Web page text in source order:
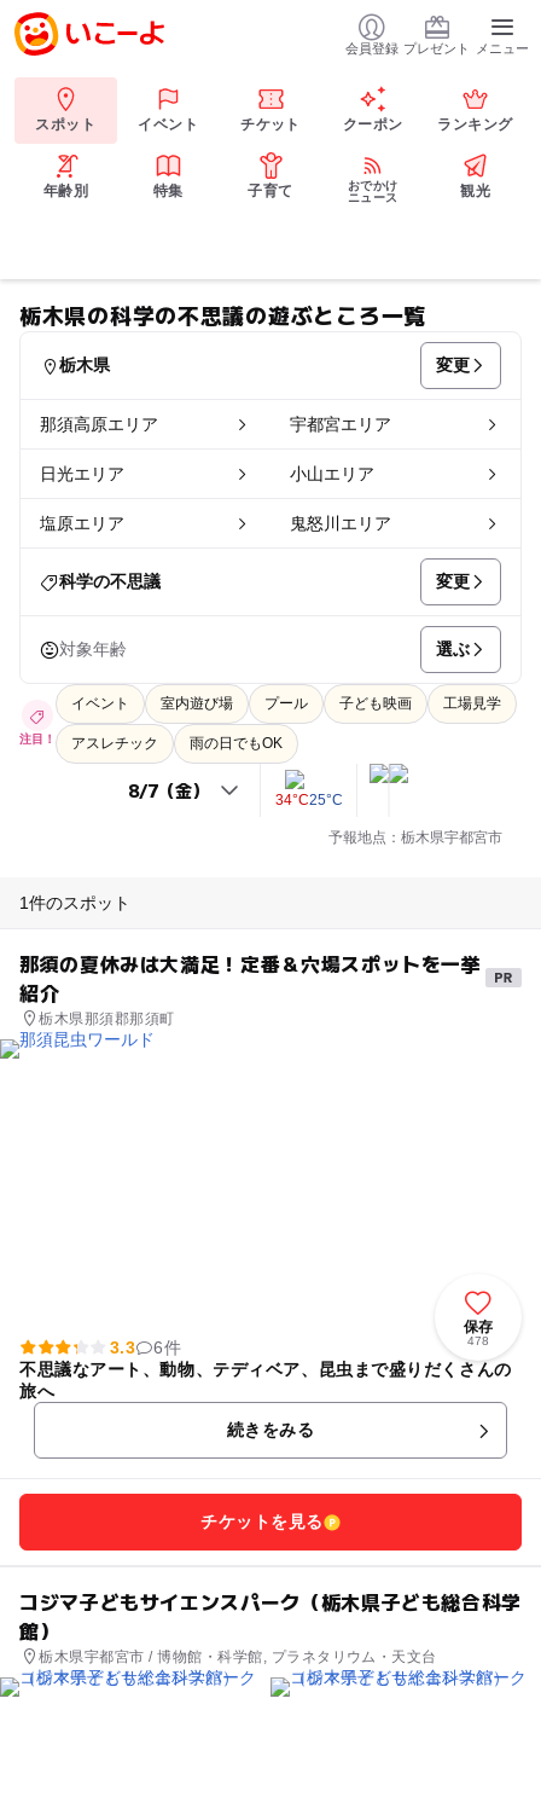
会員登録 プレゼント メニュー
スポット イベント チケット クーポン ランキング
年齢別 特集 子育て
おでかけ
ニュース
観光
栃木県の科学の不思議の遊ぶところ一覧
栃木県 変更
那須高原エリア 宇都宮エリア
日光エリア 小山エリア
塩原エリア 鬼怒川エリア
科学の不思議 変更
対象年齢 選ぶ
注目！
イベント 室内遊び場 プール 子ども映画 工場見学
アスレチック 雨の日でもOK
34°C25°C
予報地点：栃木県宇都宮市
1件のスポット
那須の夏休みは大満足！定番＆穴場スポットを一挙
紹介
栃木県那須郡那須町
保存
478
3.3
6件
不思議なアート、動物、テディベア、昆虫まで盛りだくさんの
旅へ
続きをみる
チケットを見る
コジマ子どもサイエンスパーク（栃木県子ども総合科学
館）
栃木県宇都宮市 / 博物館・科学館, プラネタリウム・天文台